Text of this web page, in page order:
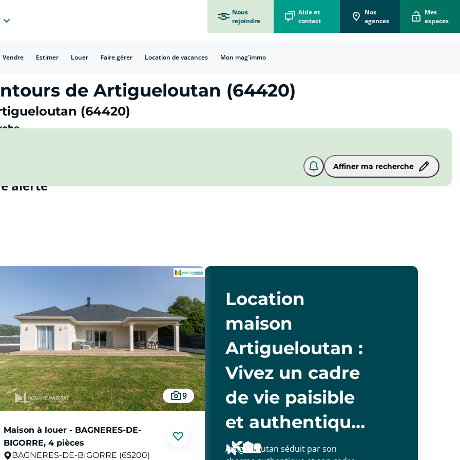
Nous
rejoindre
Aide et
contact
Nos
agences
Mes
espaces
Vendre Estimer Louer Faire gérer Location de vacances Mon mag'immo
de Artigueloutan (64420)
(64420)
Affiner ma recherche
alerte
9
Maison à louer - BAGNERES-DE-
BIGORRE, 4 pièces
BAGNERES-DE-BIGORRE (65200)
Location
maison
Artigueloutan :
Vivez un cadre
de vie paisible
et authentique
🌿🏡
Artigueloutan séduit par son